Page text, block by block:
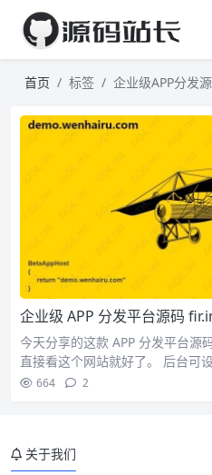
首页 标签 企业级APP分发
企业级 APP 分发平台源码
今天分享的这款 APP 分发平台源
直接看这个网站就好了。 后台可
664 2
关于我们